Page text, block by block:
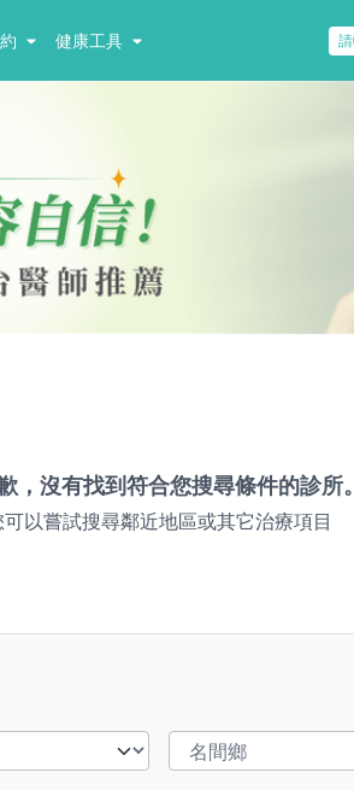
健康工具
，沒有找到符合您搜尋條件的診所。
可以嘗試搜尋鄰近地區或其它治療項目